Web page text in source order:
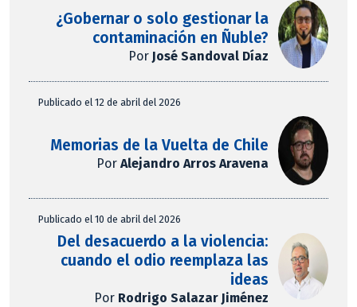
¿Gobernar o solo gestionar la
contaminación en Ñuble?
Por José Sandoval Díaz
Publicado el 12 de abril del 2026
Memorias de la Vuelta de Chile
PorAlejandro Arros Aravena
Publicado el 10 de abril del 2026
Del desacuerdo a la violencia:
cuando el odio reemplaza las
ideas
Por Rodrigo Salazar Jiménez